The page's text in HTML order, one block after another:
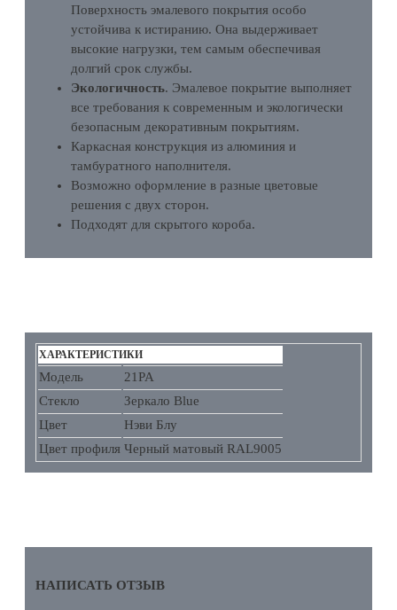
Поверхность эмалевого покрытия особо
устойчива к истиранию. Она выдерживает
высокие нагрузки, тем самым обеспечивая
долгий срок службы.
Экологичность. Эмалевое покрытие выполняет
все требования к современным и экологически
безопасным декоративным покрытиям.
Каркасная конструкция из алюминия и
тамбуратного наполнителя.
Возможно оформление в разные цветовые
решения с двух сторон.
Подходят для скрытого короба.
ХАРАКТЕРИСТИКИ
Модель
21PA
Стекло
Зеркало Blue
Цвет
Нэви Блу
Цвет профиля Черный матовый RAL9005
НАПИСАТЬ ОТЗЫВ